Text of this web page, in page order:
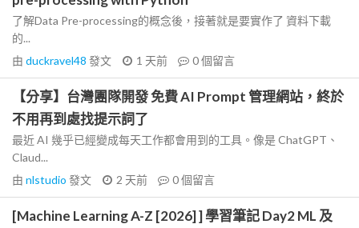
了解Data Pre-processing的概念後，接著就是要實作了 資料下載
的...
由 duckravel48 發文 1 天前 0個留言
【分享】台灣團隊開發 免費 AI Prompt 管理網站，終於
不用再到處找提示詞了
最近 AI 幾乎已經變成每天工作都會用到的工具。像是 ChatGPT、
Claud...
由 nlstudio 發文 2 天前 0個留言
[Machine Learning A-Z [2026] ] 學習筆記 Day2 ML 及